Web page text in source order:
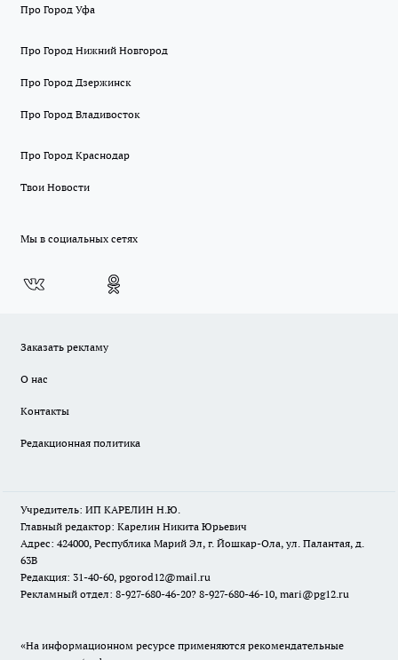
Про Город Уфа
Про Город Нижний Новгород
Про Город Дзержинск
Про Город Владивосток
Про Город Краснодар
Твои Новости
Мы в социальных сетях
Заказать рекламу
О нас
Контакты
Редакционная политика
Учредитель: ИП КАРЕЛИН Н.Ю.
Главный редактор: Карелин Никита Юрьевич
Адрес: 424000, Республика Марий Эл, г. Йошкар-Ола, ул. Палантая, д.
63В
Редакция: 31-40-60, pgorod12@mail.ru
Рекламный отдел: 8-927-680-46-20? 8-927-680-46-10, mari@pg12.ru
«На информационном ресурсе применяются рекомендательные